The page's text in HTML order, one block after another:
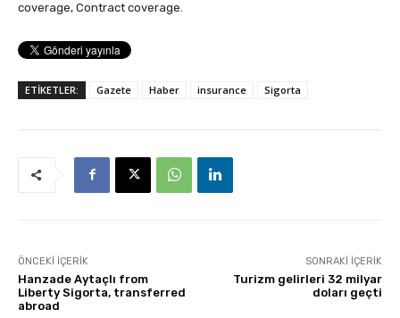
coverage, Contract coverage.
ETİKETLER: Gazete Haber insurance Sigorta
ÖNCEKI İÇERIK
Hanzade Aytaçlı from
Liberty Sigorta, transferred
abroad
SONRAKI İÇERIK
Turizm gelirleri 32 milyar
doları geçti